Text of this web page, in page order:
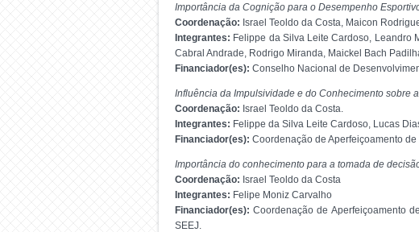
Importância da Cognição para o Desempenho
Coordenação: Israel Teoldo da Costa, Maicon
Integrantes: Felippe da Silva Leite Cardoso, Leandro
Cabral Andrade, Rodrigo Miranda, Maickel Bach
Financiador(es): Conselho Nacional de
Influência da Impulsividade e do Conhecimento sobre
Coordenação: Israel Teoldo da Costa.
Integrantes: Felippe da Silva Leite Cardoso, Lucas
Financiador(es): Coordenação de Aperfeiçoamento
Importância do conhecimento para a tomada de
Coordenação: Israel Teoldo da Costa
Integrantes: Felipe Moniz Carvalho
Financiador(es):Coordenação de Aperfeiçoamento
SEEJ.